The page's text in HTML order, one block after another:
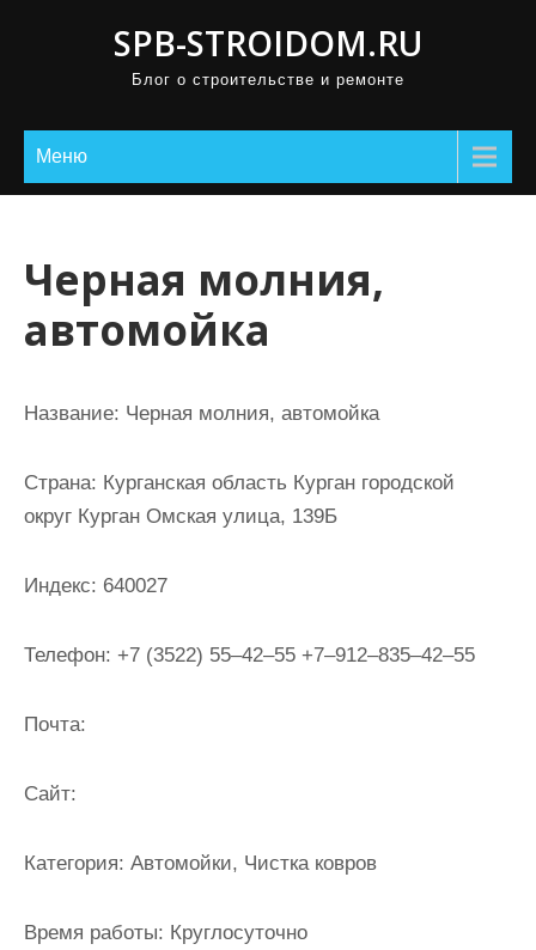
SPB-STROIDOM.RU
Блог о строительстве и ремонте
Меню
Черная молния,
автомойка
Название: Черная молния, автомойка
Страна: Курганская область Курган городской
округ Курган Омская улица, 139Б
Индекс: 640027
Телефон: +7 (3522) 55‒42‒55 +7‒912‒835‒42‒55
Почта:
Cайт:
Категория: Автомойки, Чистка ковров
Время работы: Круглосуточно